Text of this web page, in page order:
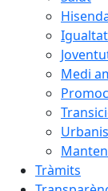
Igualtat
Medi
Tràmits